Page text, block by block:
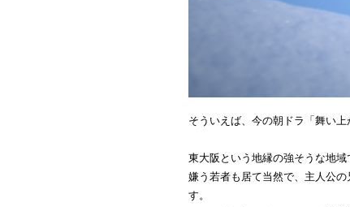
そういえば、今の朝ドラ「舞い
東大阪という地縁の強そうな地
嫌う若者も居て当然で、主人公
す。